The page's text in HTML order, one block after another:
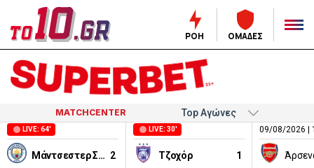
ΡΟΗ ΟΜΑΔΕΣ
MATCHCENTER
LIVE: 64'
Μάντσεστερ Σίτι 2
LIVE: 30'
Τζοχόρ 1
09/08/2026 |